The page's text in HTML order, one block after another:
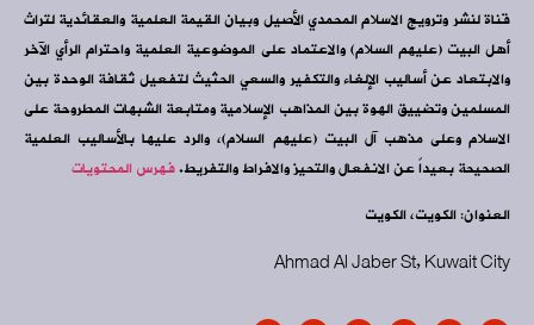
قناة لنشر وترويج الاسلام المحمدي الأصيل وبيان القيمة العلمية والعقائدية لتراث
أهل البيت (عليهم السلام) والاعتماد على الموضوعية العلمية واحترام الرأي الآخر
والابتعاد عن أساليب الإلغاء والتكفير والسعي الحثيث لتفعيل ثقافة الوحدة بين
المسلمين وتضييق الهوة بين المذاهب الإسلامية ومتابعة الشبهات المطروحة على
الاسلام وعلى مذهب آل البيت (عليهم السلام)، والرد عليها بالأساليب العلمية
الصحيحة بعيداً عن الانفعال والتحيز والافراط والتفريط.فهرس المحتويات
العنوان: الكويت، الكويت
Ahmad Al Jaber St, Kuwait City